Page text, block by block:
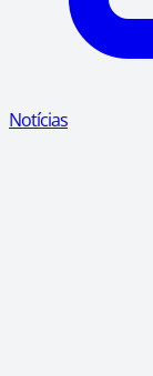
Notícias